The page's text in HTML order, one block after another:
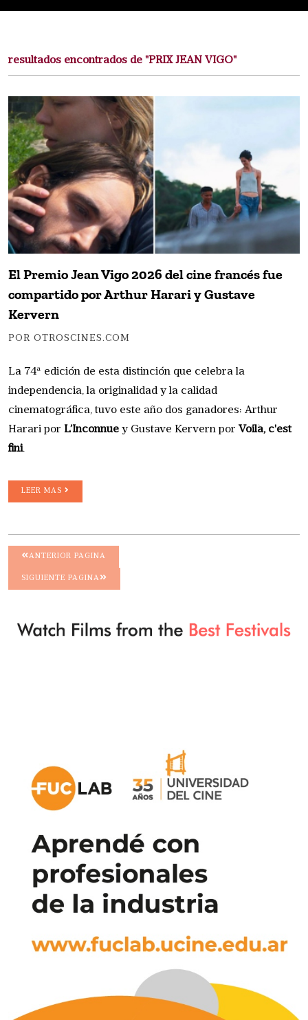
resultados encontrados de "PRIX JEAN VIGO"
El Premio Jean Vigo 2026 del cine francés fue
compartido por Arthur Harari y Gustave
Kervern
POR OTROSCINES.COM
La 74ª edición de esta distinción que celebra la
independencia, la originalidad y la calidad
cinematográfica, tuvo este año dos ganadores: Arthur
Harari por L’Inconnue y Gustave Kervern por Voilà, c'est
fini.
LEER MAS
ANTERIOR PAGINA
SIGUIENTE PAGINA